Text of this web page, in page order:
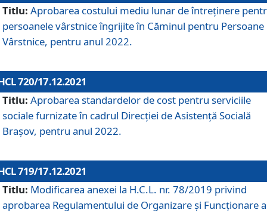
Titlu: Aprobarea costului mediu lunar de întreţinere
persoanele vârstnice îngrijite în Căminul pentru Persoane
Vârstnice, pentru anul 2022.
720/17.12.2021
Titlu: Aprobarea standardelor de cost pentru serviciile
sociale furnizate în cadrul Direcției de Asistență Socială
Brașov, pentru anul 2022.
719/17.12.2021
Titlu: Modificarea anexei la H.C.L. nr. 78/2019 privind
aprobarea Regulamentului de Organizare și Funcționare